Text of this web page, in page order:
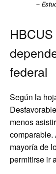
–
federal
Según la
menos
comparable.
mayoría de
permitirse ir